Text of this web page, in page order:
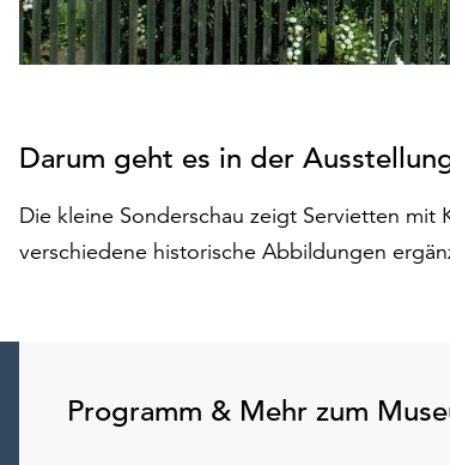
Darum geht es in der
Die kleine Sonderschau zeigt Servietten mit
verschiedene historische Abbildungen
Programm & Mehr zum